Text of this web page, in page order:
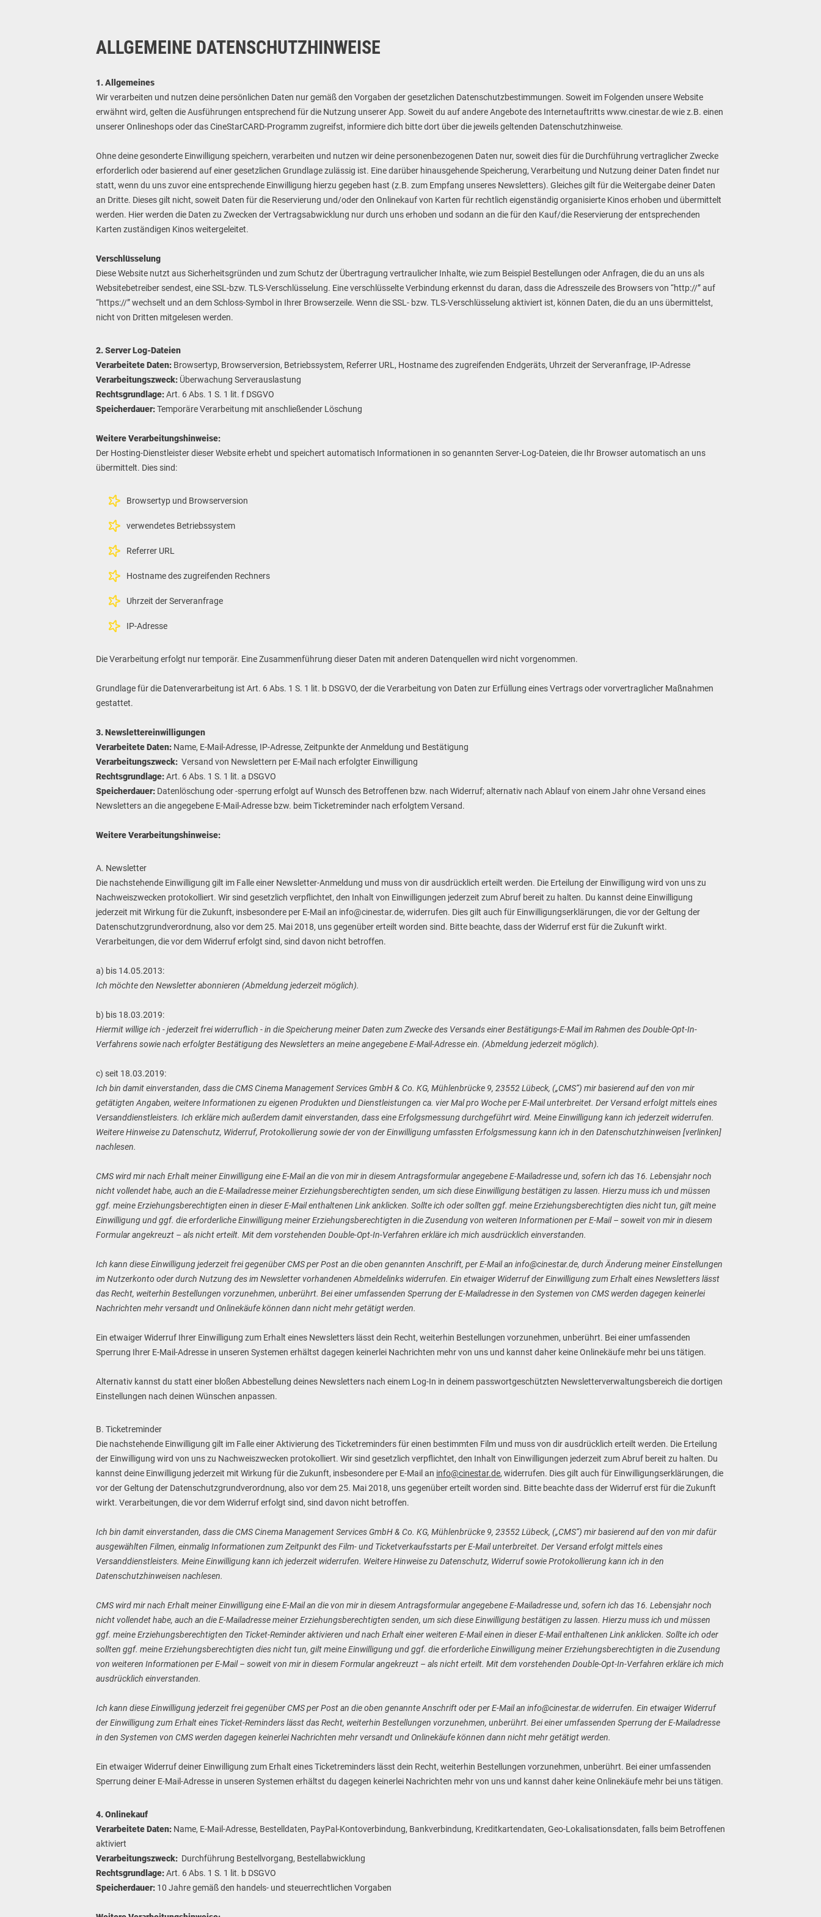
ALLGEMEINE DATENSCHUTZHINWEISE
1. Allgemeines
Wir verarbeiten und nutzen deine persönlichen Daten nur gemäß den Vorgaben der gesetzlichen Datenschutzbestimmungen. Soweit im Folgenden unsere Website
erwähnt wird, gelten die Ausführungen entsprechend für die Nutzung unserer App. Soweit du auf andere Angebote des Internetauftritts www.cinestar.de wie z.B. einen
unserer Onlineshops oder das CineStarCARD-Programm zugreifst, informiere dich bitte dort über die jeweils geltenden Datenschutzhinweise.
Ohne deine gesonderte Einwilligung speichern, verarbeiten und nutzen wir deine personenbezogenen Daten nur, soweit dies für die Durchführung vertraglicher Zwecke
erforderlich oder basierend auf einer gesetzlichen Grundlage zulässig ist. Eine darüber hinausgehende Speicherung, Verarbeitung und Nutzung deiner Daten findet nur
statt, wenn du uns zuvor eine entsprechende Einwilligung hierzu gegeben hast (z.B. zum Empfang unseres Newsletters). Gleiches gilt für die Weitergabe deiner Daten
an Dritte. Dieses gilt nicht, soweit Daten für die Reservierung und/oder den Onlinekauf von Karten für rechtlich eigenständig organisierte Kinos erhoben und übermittelt
werden. Hier werden die Daten zu Zwecken der Vertragsabwicklung nur durch uns erhoben und sodann an die für den Kauf/die Reservierung der entsprechenden
Karten zuständigen Kinos weitergeleitet.
Verschlüsselung
Diese Website nutzt aus Sicherheitsgründen und zum Schutz der Übertragung vertraulicher Inhalte, wie zum Beispiel Bestellungen oder Anfragen, die du an uns als
Websitebetreiber sendest, eine SSL-bzw. TLS-Verschlüsselung. Eine verschlüsselte Verbindung erkennst du daran, dass die Adresszeile des Browsers von “http://” auf
“https://” wechselt und an dem Schloss-Symbol in Ihrer Browserzeile. Wenn die SSL- bzw. TLS-Verschlüsselung aktiviert ist, können Daten, die du an uns übermittelst,
nicht von Dritten mitgelesen werden.
2. Server Log-Dateien
Verarbeitete Daten: Browsertyp, Browserversion, Betriebssystem, Referrer URL, Hostname des zugreifenden Endgeräts, Uhrzeit der Serveranfrage, IP-Adresse
Verarbeitungszweck: Überwachung Serverauslastung
Rechtsgrundlage:Art. 6 Abs. 1 S. 1 lit. f DSGVO
Speicherdauer:Temporäre Verarbeitung mit anschließender Löschung
Weitere Verarbeitungshinweise:
Der Hosting-Dienstleister dieser Website erhebt und speichert automatisch Informationen in so genannten Server-Log-Dateien, die Ihr Browser automatisch an uns
übermittelt. Dies sind:
Browsertyp und Browserversion
verwendetes Betriebssystem
Referrer URL
Hostname des zugreifenden Rechners
Uhrzeit der Serveranfrage
IP-Adresse
Die Verarbeitung erfolgt nur temporär. Eine Zusammenführung dieser Daten mit anderen Datenquellen wird nicht vorgenommen.
Grundlage für die Datenverarbeitung ist Art. 6 Abs. 1 S. 1 lit. b DSGVO, der die Verarbeitung von Daten zur Erfüllung eines Vertrags oder vorvertraglicher Maßnahmen
gestattet.
3. Newslettereinwilligungen
Verarbeitete Daten: Name, E-Mail-Adresse, IP-Adresse, Zeitpunkte der Anmeldung und Bestätigung
Verarbeitungszweck: Versand von Newslettern per E-Mail nach erfolgter Einwilligung
Rechtsgrundlage:Art. 6 Abs. 1 S. 1 lit. a DSGVO
Speicherdauer: Datenlöschung oder -sperrung erfolgt auf Wunsch des Betroffenen bzw. nach Widerruf; alternativ nach Ablauf von einem Jahr ohne Versand eines
Newsletters an die angegebene E-Mail-Adresse bzw. beim Ticketreminder nach erfolgtem Versand.
Weitere Verarbeitungshinweise:
A. Newsletter
Die nachstehende Einwilligung gilt im Falle einer Newsletter-Anmeldung und muss von dir ausdrücklich erteilt werden. Die Erteilung der Einwilligung wird von uns zu
Nachweiszwecken protokolliert. Wir sind gesetzlich verpflichtet, den Inhalt von Einwilligungen jederzeit zum Abruf bereit zu halten. Du kannst deine Einwilligung
jederzeit mit Wirkung für die Zukunft, insbesondere per E-Mail an info@cinestar.de, widerrufen. Dies gilt auch für Einwilligungserklärungen, die vor der Geltung der
Datenschutzgrundverordnung, also vor dem 25. Mai 2018, uns gegenüber erteilt worden sind. Bitte beachte, dass der Widerruf erst für die Zukunft wirkt.
Verarbeitungen, die vor dem Widerruf erfolgt sind, sind davon nicht betroffen.
a) bis 14.05.2013:
Ich möchte den Newsletter abonnieren (Abmeldung jederzeit möglich).
b) bis 18.03.2019:
Hiermit willige ich - jederzeit frei widerruflich - in die Speicherung meiner Daten zum Zwecke des Versands einer Bestätigungs-E-Mail im Rahmen des Double-Opt-In-
Verfahrens sowie nach erfolgter Bestätigung des Newsletters an meine angegebene E-Mail-Adresse ein. (Abmeldung jederzeit möglich).
c) seit 18.03.2019:
Ich bin damit einverstanden, dass die CMS Cinema Management Services GmbH & Co. KG, Mühlenbrücke 9, 23552 Lübeck, („CMS“) mir basierend auf den von mir
getätigten Angaben, weitere Informationen zu eigenen Produkten und Dienstleistungen ca. vier Mal pro Woche per E-Mail unterbreitet. Der Versand erfolgt mittels eines
Versanddienstleisters. Ich erkläre mich außerdem damit einverstanden, dass eine Erfolgsmessung durchgeführt wird. Meine Einwilligung kann ich jederzeit widerrufen.
Weitere Hinweise zu Datenschutz, Widerruf, Protokollierung sowie der von der Einwilligung umfassten Erfolgsmessung kann ich in den Datenschutzhinweisen [verlinken]
nachlesen.
CMS wird mir nach Erhalt meiner Einwilligung eine E-Mail an die von mir in diesem Antragsformular angegebene E-Mailadresse und, sofern ich das 16. Lebensjahr noch
nicht vollendet habe, auch an die E-Mailadresse meiner Erziehungsberechtigten senden, um sich diese Einwilligung bestätigen zu lassen. Hierzu muss ich und müssen
ggf. meine Erziehungsberechtigten einen in dieser E-Mail enthaltenen Link anklicken. Sollte ich oder sollten ggf. meine Erziehungsberechtigten dies nicht tun, gilt meine
Einwilligung und ggf. die erforderliche Einwilligung meiner Erziehungsberechtigten in die Zusendung von weiteren Informationen per E-Mail – soweit von mir in diesem
Formular angekreuzt – als nicht erteilt. Mit dem vorstehenden Double-Opt-In-Verfahren erkläre ich mich ausdrücklich einverstanden.
Ich kann diese Einwilligung jederzeit frei gegenüber CMS per Post an die oben genannten Anschrift, per E-Mail an info@cinestar.de, durch Änderung meiner Einstellungen
im Nutzerkonto oder durch Nutzung des im Newsletter vorhandenen Abmeldelinks widerrufen. Ein etwaiger Widerruf der Einwilligung zum Erhalt eines Newsletters lässt
das Recht, weiterhin Bestellungen vorzunehmen, unberührt. Bei einer umfassenden Sperrung der E-Mailadresse in den Systemen von CMS werden dagegen keinerlei
Nachrichten mehr versandt und Onlinekäufe können dann nicht mehr getätigt werden.
Ein etwaiger Widerruf Ihrer Einwilligung zum Erhalt eines Newsletters lässt dein Recht, weiterhin Bestellungen vorzunehmen, unberührt. Bei einer umfassenden
Sperrung Ihrer E-Mail-Adresse in unseren Systemen erhältst dagegen keinerlei Nachrichten mehr von uns und kannst daher keine Onlinekäufe mehr bei uns tätigen.
Alternativ kannst du statt einer bloßen Abbestellung deines Newsletters nach einem Log-In in deinem passwortgeschützten Newsletterverwaltungsbereich die dortigen
Einstellungen nach deinen Wünschen anpassen.
B. Ticketreminder
Die nachstehende Einwilligung gilt im Falle einer Aktivierung des Ticketreminders für einen bestimmten Film und muss von dir ausdrücklich erteilt werden. Die Erteilung
der Einwilligung wird von uns zu Nachweiszwecken protokolliert. Wir sind gesetzlich verpflichtet, den Inhalt von Einwilligungen jederzeit zum Abruf bereit zu halten. Du
kannst deine Einwilligung jederzeit mit Wirkung für die Zukunft, insbesondere per E-Mail an info@cinestar.de, widerrufen. Dies gilt auch für Einwilligungserklärungen, die
vor der Geltung der Datenschutzgrundverordnung, also vor dem 25. Mai 2018, uns gegenüber erteilt worden sind. Bitte beachte dass der Widerruf erst für die Zukunft
wirkt. Verarbeitungen, die vor dem Widerruf erfolgt sind, sind davon nicht betroffen.
Ich bin damit einverstanden, dass die CMS Cinema Management Services GmbH & Co. KG, Mühlenbrücke 9, 23552 Lübeck, („CMS“) mir basierend auf den von mir dafür
ausgewählten Filmen, einmalig Informationen zum Zeitpunkt des Film- und Ticketverkaufsstarts per E-Mail unterbreitet. Der Versand erfolgt mittels eines
Versanddienstleisters. Meine Einwilligung kann ich jederzeit widerrufen. Weitere Hinweise zu Datenschutz, Widerruf sowie Protokollierung kann ich in den
Datenschutzhinweisen nachlesen.
CMS wird mir nach Erhalt meiner Einwilligung eine E-Mail an die von mir in diesem Antragsformular angegebene E-Mailadresse und, sofern ich das 16. Lebensjahr noch
nicht vollendet habe, auch an die E-Mailadresse meiner Erziehungsberechtigten senden, um sich diese Einwilligung bestätigen zu lassen. Hierzu muss ich und müssen
ggf. meine Erziehungsberechtigten den Ticket-Reminder aktivieren und nach Erhalt einer weiteren E-Mail einen in dieser E-Mail enthaltenen Link anklicken. Sollte ich oder
sollten ggf. meine Erziehungsberechtigten dies nicht tun, gilt meine Einwilligung und ggf. die erforderliche Einwilligung meiner Erziehungsberechtigten in die Zusendung
von weiteren Informationen per E-Mail – soweit von mir in diesem Formular angekreuzt – als nicht erteilt. Mit dem vorstehenden Double-Opt-In-Verfahren erkläre ich mich
ausdrücklich einverstanden.
Ich kann diese Einwilligung jederzeit frei gegenüber CMS per Post an die oben genannte Anschrift oder per E-Mail an info@cinestar.de widerrufen. Ein etwaiger Widerruf
der Einwilligung zum Erhalt eines Ticket-Reminders lässt das Recht, weiterhin Bestellungen vorzunehmen, unberührt. Bei einer umfassenden Sperrung der E-Mailadresse
in den Systemen von CMS werden dagegen keinerlei Nachrichten mehr versandt und Onlinekäufe können dann nicht mehr getätigt werden.
Ein etwaiger Widerruf deiner Einwilligung zum Erhalt eines Ticketreminders lässt dein Recht, weiterhin Bestellungen vorzunehmen, unberührt. Bei einer umfassenden
Sperrung deiner E-Mail-Adresse in unseren Systemen erhältst du dagegen keinerlei Nachrichten mehr von uns und kannst daher keine Onlinekäufe mehr bei uns tätigen.
4. Onlinekauf
Verarbeitete Daten: Name, E-Mail-Adresse, Bestelldaten, PayPal-Kontoverbindung, Bankverbindung, Kreditkartendaten, Geo-Lokalisationsdaten, falls beim Betroffenen
aktiviert
Verarbeitungszweck: Durchführung Bestellvorgang, Bestellabwicklung
Rechtsgrundlage:Art. 6 Abs. 1 S. 1 lit. b DSGVO
Speicherdauer: 10 Jahre gemäß den handels- und steuerrechtlichen Vorgaben